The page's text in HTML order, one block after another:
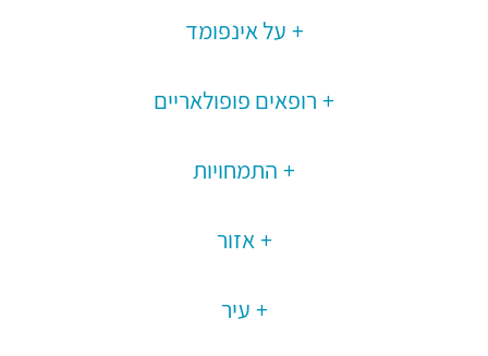
על אינפומד
רופאים פופולאריים
התמחויות
אזור
עיר